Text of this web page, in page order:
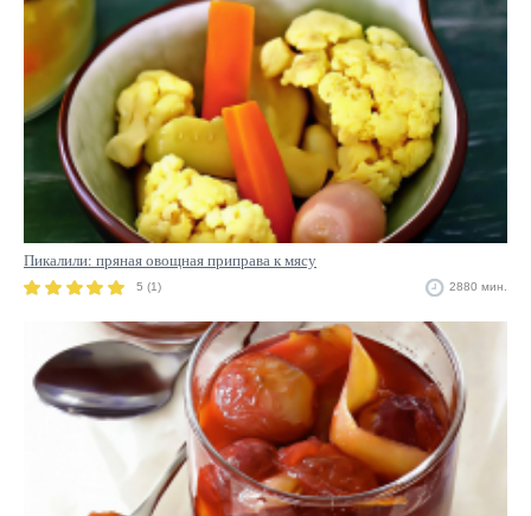
Пикалили: пряная овощная приправа к мясу
5 (1) 2880 мин.